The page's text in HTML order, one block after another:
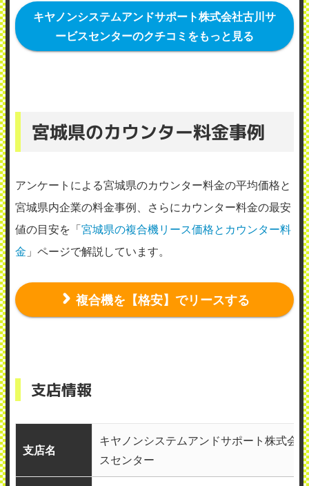
てもらってます。 急なトラブルにもすぐに
来てもらって助かってます。
キヤノンシステムアンドサポート株式会社古川サ
ービスセンターのクチコミをもっと見る
宮城県のカウンター料金事例
アンケートによる宮城県のカウンター料金の平均価格と
宮城県内企業の料金事例、さらにカウンター料金の最安
値の目安を「宮城県の複合機リース価格とカウンター料
金 」ページで解説しています。
複合機を【格安】でリースする
支店情報
支店名
キヤノンシステムアンドサポート株式会
スセンター